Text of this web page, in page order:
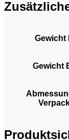
Gewicht
Gewicht